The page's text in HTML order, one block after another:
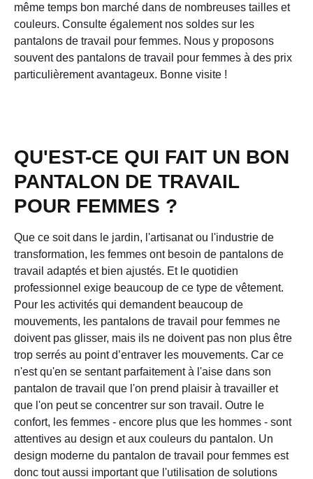
même temps bon marché dans de nombreuses tailles et
couleurs. Consulte également nos soldes sur les
pantalons de travail pour femmes. Nous y proposons
souvent des pantalons de travail pour femmes à des prix
particulièrement avantageux. Bonne visite !
QU'EST-CE QUI FAIT UN BON
PANTALON DE TRAVAIL
POUR FEMMES ?
Que ce soit dans le jardin, l'artisanat ou l'industrie de
transformation, les femmes ont besoin de pantalons de
travail adaptés et bien ajustés. Et le quotidien
professionnel exige beaucoup de ce type de vêtement.
Pour les activités qui demandent beaucoup de
mouvements, les pantalons de travail pour femmes ne
doivent pas glisser, mais ils ne doivent pas non plus être
trop serrés au point d’entraver les mouvements. Car ce
n'est qu'en se sentant parfaitement à l'aise dans son
pantalon de travail que l'on prend plaisir à travailler et
que l'on peut se concentrer sur son travail. Outre le
confort, les femmes - encore plus que les hommes - sont
attentives au design et aux couleurs du pantalon. Un
design moderne du pantalon de travail pour femmes est
donc tout aussi important que l'utilisation de solutions